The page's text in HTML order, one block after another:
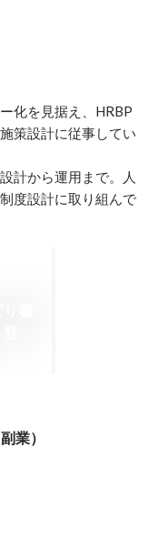
化を見据え、HRBP
策設計に従事してい
計から運用まで。人
度設計に取り組んで
業）